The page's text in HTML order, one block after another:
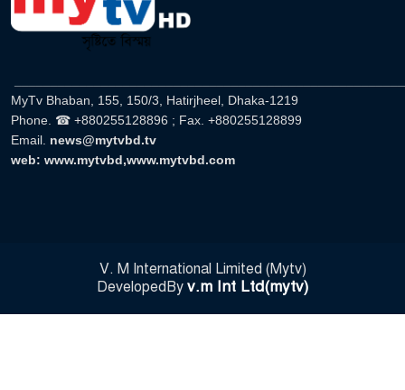
MyTv Bhaban, 155, 150/3, Hatirjheel, Dhaka-1219
Phone. ☎ +880255128896 ; Fax. +880255128899
Email. news@mytvbd.tv
web: www.mytvbd,www.mytvbd.com
V. M International Limited (Mytv)
DevelopedBy v.m Int Ltd(mytv)